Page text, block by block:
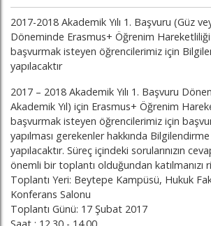
2017-2018 Akademik Yılı 1. Başvuru (Güz
Döneminde Erasmus+ Öğrenim
başvurmak isteyen öğrencilerimiz için
yapılacaktır
2017 – 2018 Akademik Yılı 1. Başvuru
Akademik Yıl) için Erasmus+ Öğrenim
başvurmak isteyen öğrencilerimiz için
yapılması gerekenler hakkında Bilgilendirme
yapılacaktır. Süreç içindeki sorularınızın
önemli bir toplantı olduğundan katılmanızı
Toplantı Yeri: Beytepe Kampüsü, Hukuk
Konferans Salonu
Toplantı Günü: 17 Şubat 2017